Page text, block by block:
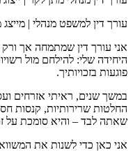
עורך דין למשפט מנהלי |
אני עורך דין שמתמחה אך
היחידה שלי: להילחם מול
פוגעות בזכויותיך.
במשך שנים, ראיתי אזרחים
החלטות שרירותיות, קנסות
שאתה לבד – והיא סומכת על
אני כאן כדי לשנות את